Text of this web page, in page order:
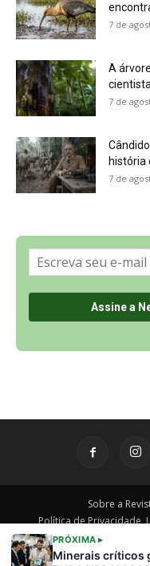
PRÓXIMA ▸
Minerais críticos
7 de
A
7 de
história
7 de
Sobre a
Política de Privacidade,